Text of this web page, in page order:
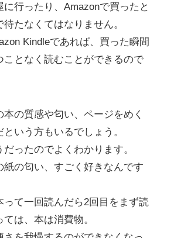
行ったり、Amazonで買ったと
たなくてはなりません。
Kindleであれば、買った瞬間
ことなく読むことができるので
の質感や匂い、ページをめく
いう方もいるでしょう。
ったのでよくわかります。
紙の匂い、すごく好きなんです
って一回読んだら2回目をまず読
は、本は消費物。